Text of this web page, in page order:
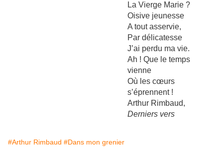
La Vierge Marie ?
Oisive jeunesse
A tout asservie,
Par délicatesse
J’ai perdu ma vie.
Ah ! Que le temps
vienne
Où les cœurs
s’éprennent !
Arthur Rimbaud,
Derniers vers
#Arthur Rimbaud #Dans mon grenier